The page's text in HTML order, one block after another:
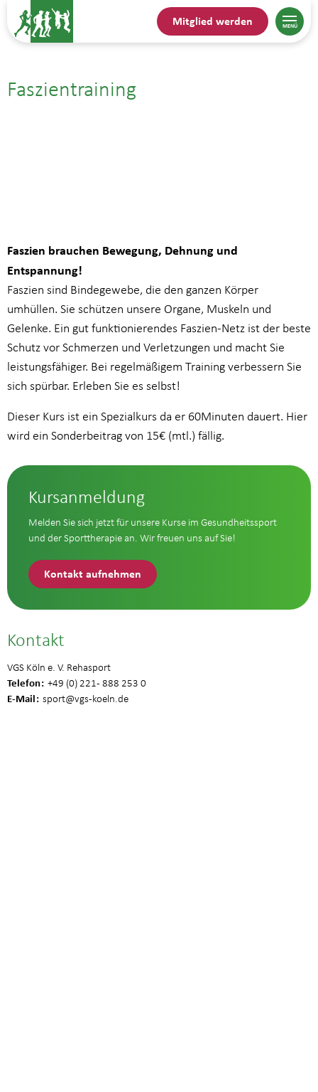
Mitglied werden
Faszientraining
Faszien brauchen Bewegung, Dehnung und
Entspannung!
Faszien sind Bindegewebe, die den ganzen Körper
umhüllen. Sie schützen unsere Organe, Muskeln und
Gelenke. Ein gut funktionierendes Faszien-Netz ist der beste
Schutz vor Schmerzen und Verletzungen und macht Sie
leistungsfähiger. Bei regelmäßigem Training verbessern Sie
sich spürbar. Erleben Sie es selbst!
Dieser Kurs ist ein Spezialkurs da er 60Minuten dauert. Hier
wird ein Sonderbeitrag von 15€ (mtl.) fällig.
Kursanmeldung
Melden Sie sich jetzt für unsere Kurse im Gesundheitssport
und der Sporttherapie an. Wir freuen uns auf Sie!
Kontakt aufnehmen
Kontakt
VGS Köln e. V. Rehasport
Telefon +49 (0) 221 - 888 253 0
E-Mail sport@vgs-koeln.de